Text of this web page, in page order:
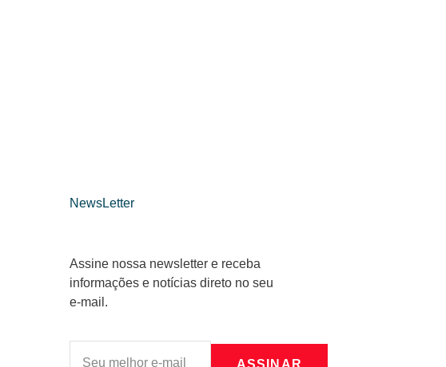
NewsLetter
Assine nossa newsletter e receba
informações e notícias direto no seu
e-mail.